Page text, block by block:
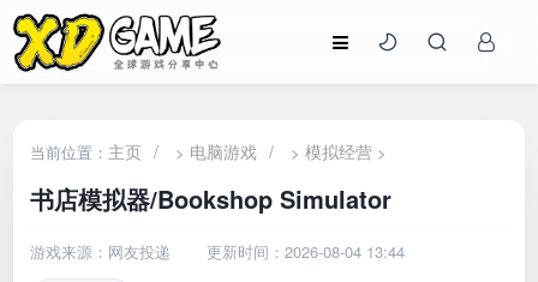
当前位置： 主页 / > 电脑游戏 / >模拟经营 >
书店模拟器/Bookshop Simulator
游戏来源：网友投递 更新时间：2026-08-04 13:44